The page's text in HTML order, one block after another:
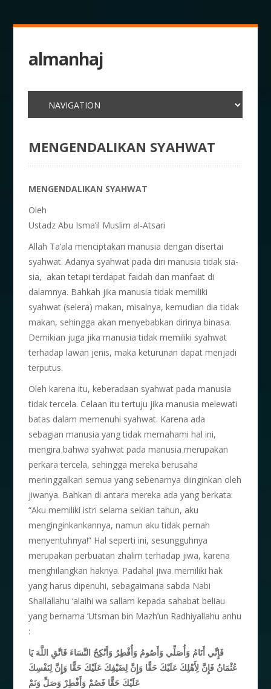
almanhaj
MENGENDALIKAN SYAHWAT
MENGENDALIKAN SYAHWAT
Oleh
Ustadz Abu Isma’il Muslim al-Atsari
Allah Ta’ala menciptakan manusia dengan disertai
syahwat. Adanya syahwat pada diri manusia tidak sia-
sia, akan tetapi terdapat faidah dan manfaat di
dalamnya. Bahkah jika manusia tidak memiliki
syahwat (selera) makan, misalnya, kemudian dia tidak
makan, sehingga akan menyebabkan dirinya binasa.
Demikian juga jika manusia tidak memiliki syahwat
terhadap lawan jenis, maka keturunan dapat menjadi
terputus.
Oleh karena itu, keberadaan syahwat pada manusia
tidak tercela. Celaan itu tertuju jika manusia melewati
batas dalam memenuhi syahwat. Karena ada
sebagian manusia yang tidak memahami hal ini,
mengira bahwa syahwat pada manusia merupakan
perkara tercela, sehingga mereka berusaha
meninggalkan semua yang sebenarnya diinginkan oleh
jiwanya. Bahkan di antara mereka ada yang berkata:
“Aku memiliki istri selama sekian tahun, aku
menginginkankannya, namun aku tidak pernah
menyentuhnya!” Hal seperti ini, sesungguhnya
merupakan perbuatan zhalim terhadap jiwa, karena
menghilangkan haknya. Padahal jiwa memiliki hak
yang harus dipenuhi, sebagaimana sabda Nabi
Shallallahu ‘alaihi wa sallam kepada sahabat beliau
yang bernama ‘Utsman bin Mazh’un Radhiyallahu anhu
:
فَإِنِّي أَنَامُ وَأُصَلِّي وَأَصُومُ وَأُفْطِرُ وَأَنْكِحُ النِّسَاءَ فَاتَّقِ اللَّهَ يَا
عُثْمَانُ فَإِنَّ لِأَهْلِكَ عَلَيْكَ حَقًّا وَإِنَّ لِضَيْفِكَ عَلَيْكَ حَقًّا وَإِنَّ لِنَفْسِكَ
عَلَيْكَ حَقًّا فَصُمْ وَأَفْطِرْ وَصَلِّ وَنَمْ